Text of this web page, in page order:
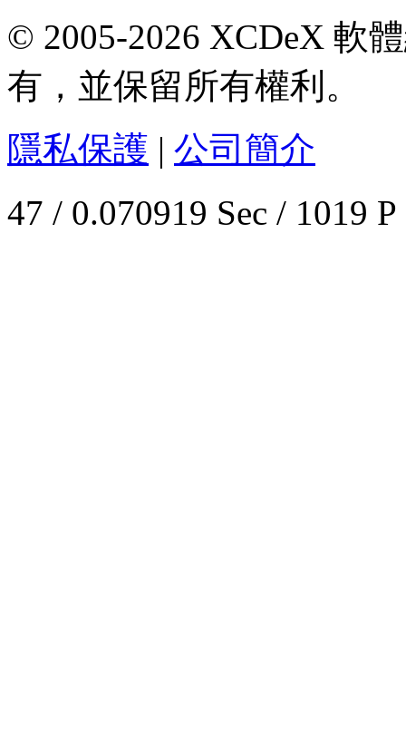
© 2005-2026 XCDeX 軟
有，並保留所有權利。
隱私保護 | 公司簡介
47 / 0.070919 Sec / 1019